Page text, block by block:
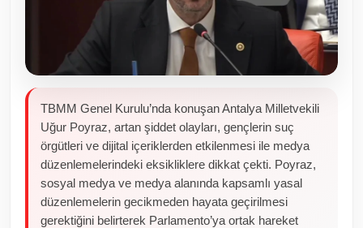
TBMM Genel Kurulu’nda konuşan Antalya Milletvekili
Uğur Poyraz, artan şiddet olayları, gençlerin suç
örgütleri ve dijital içeriklerden etkilenmesi ile medya
düzenlemelerindeki eksikliklere dikkat çekti. Poyraz,
sosyal medya ve medya alanında kapsamlı yasal
düzenlemelerin gecikmeden hayata geçirilmesi
gerektiğini belirterek Parlamento’ya ortak hareket